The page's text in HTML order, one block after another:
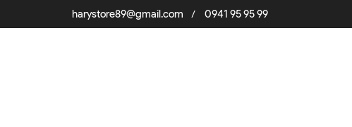
harystore89@gmail.com / 0941 95 95 99